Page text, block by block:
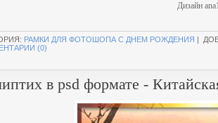
Дизайн
РАМКИ ДЛЯ ФОТОШОПА С ДНЕМ РОЖДЕНИЯ |
(0)
в psd формате -